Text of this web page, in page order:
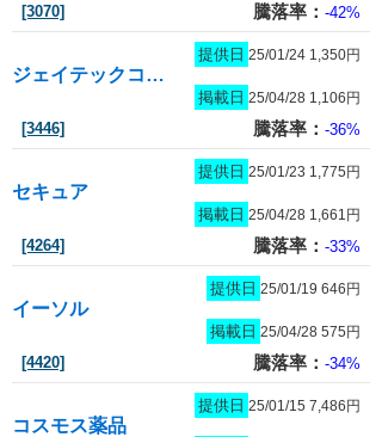
[3070] 騰落率： -42%
ジェイテックコーポレーション
提供日 25/01/24 1,350円
掲載日 25/04/28 1,106円
[3446] 騰落率： -36%
セキュア
提供日 25/01/23 1,775円
掲載日 25/04/28 1,661円
[4264] 騰落率： -33%
イーソル
提供日 25/01/19 646円
掲載日 25/04/28 575円
[4420] 騰落率： -34%
コスモス薬品
提供日 25/01/15 7,486円